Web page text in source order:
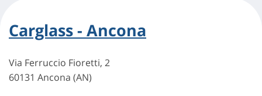
Carglass - Ancona
Via Ferruccio Fioretti, 2
60131 Ancona (AN)